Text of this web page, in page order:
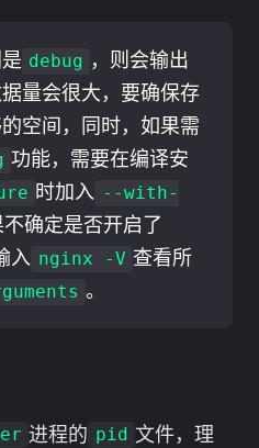
debug ，则会输出
量会很大，要确保存
空间，同时，如果需
功能，需要在编译安
时加入 --with-
确定是否开启了
入 nginx -V 查看所
。
进程的 pid 文件，理